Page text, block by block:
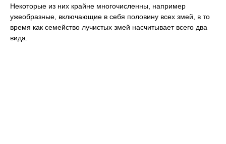
Некоторые из них крайне многочисленны, например
ужеобразные, включающие в себя половину всех змей, в то
время как семейство лучистых змей насчитывает всего два
вида.